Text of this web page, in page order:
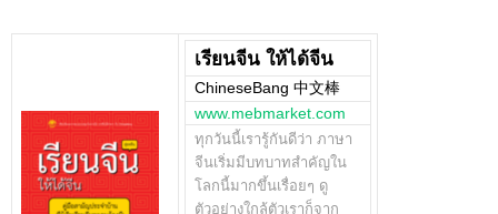
เรียนจีน ให้ได้จีน
ChineseBang 中文棒
www.mebmarket.com
ทุกวันนี้เรารู้กันดีว่า ภาษา
จีนเริ่มมีบทบาทสำคัญใน
โลกนี้มากขึ้นเรื่อยๆ ดู
ตัวอย่างใกล้ตัวเราก็จาก